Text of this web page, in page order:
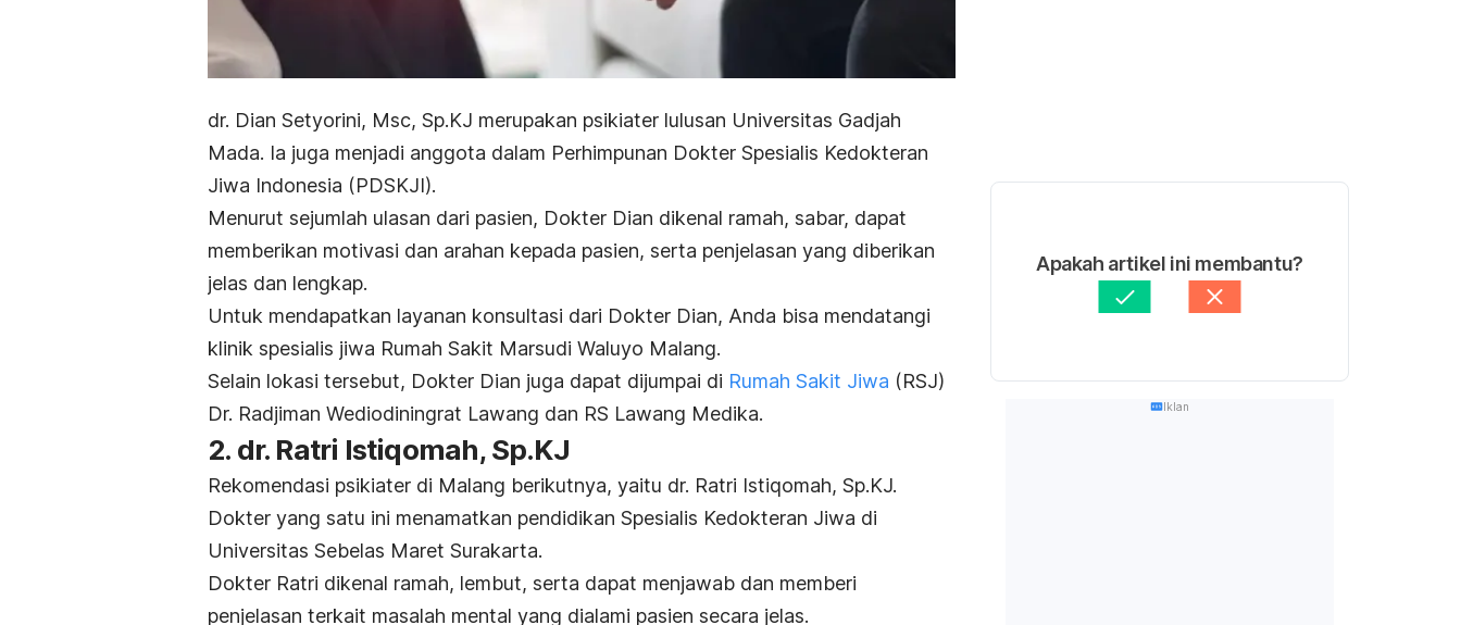
dr. Dian Setyorini, Msc, Sp.KJ merupakan psikiater lulusan Universitas Gadjah
Mada. Ia juga menjadi anggota dalam Perhimpunan Dokter Spesialis Kedokteran
Jiwa Indonesia (PDSKJI).
Menurut sejumlah ulasan dari pasien, Dokter Dian dikenal ramah, sabar, dapat
memberikan motivasi dan arahan kepada pasien, serta penjelasan yang diberikan
jelas dan lengkap.
Untuk mendapatkan layanan konsultasi dari Dokter Dian, Anda bisa mendatangi
klinik spesialis jiwa Rumah Sakit Marsudi Waluyo Malang.
Selain lokasi tersebut, Dokter Dian juga dapat dijumpai di Rumah Sakit Jiwa (RSJ)
Dr. Radjiman Wediodiningrat Lawang dan RS Lawang Medika.
2. dr. Ratri Istiqomah, Sp.KJ
Rekomendasi psikiater di Malang berikutnya, yaitu dr. Ratri Istiqomah, Sp.KJ.
Dokter yang satu ini menamatkan pendidikan Spesialis Kedokteran Jiwa di
Universitas Sebelas Maret Surakarta.
Dokter Ratri dikenal ramah, lembut, serta dapat menjawab dan memberi
penjelasan terkait masalah mental yang dialami pasien secara jelas.
Apakah artikel ini membantu?
Iklan